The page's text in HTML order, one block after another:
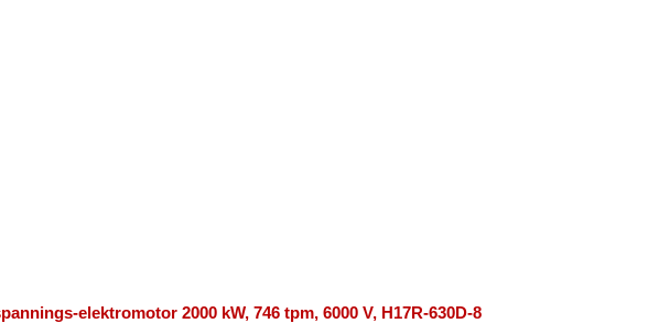
elektromotor 2000 kW, 746 tpm, 6000 V, H17R-630D-8